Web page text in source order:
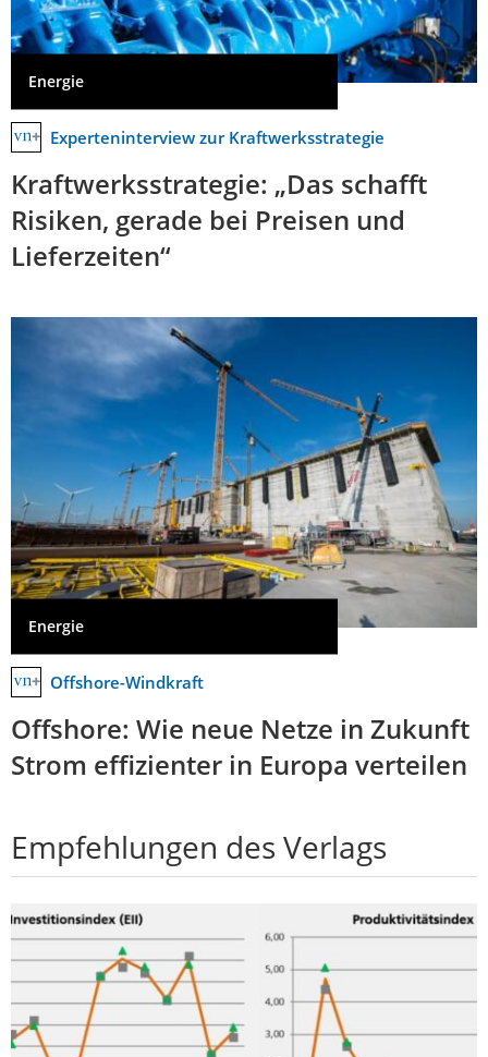
Energie
Experteninterview zur Kraftwerksstrategie
Kraftwerksstrategie: „Das schafft
Risiken, gerade bei Preisen und
Lieferzeiten“
Energie
Offshore-Windkraft
Offshore: Wie neue Netze in Zukunft
Strom effizienter in Europa verteilen
Empfehlungen des Verlags